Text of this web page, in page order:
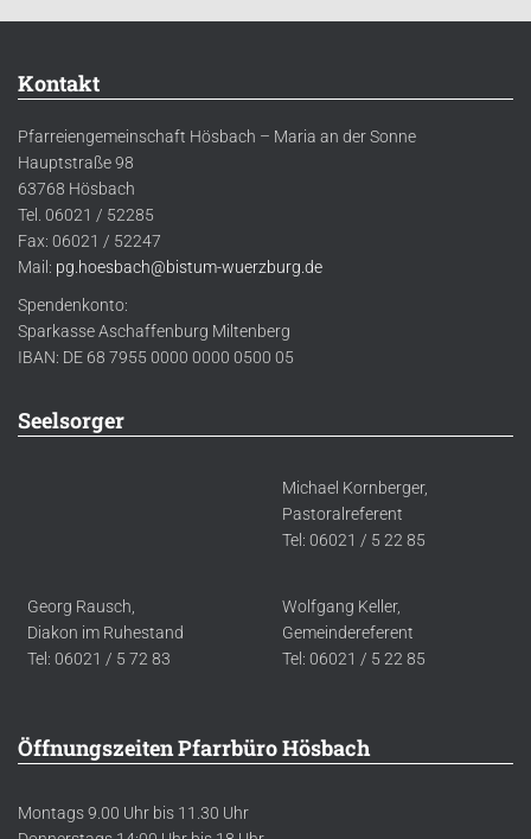
Kontakt
Pfarreiengemeinschaft Hösbach – Maria an der Sonne
Hauptstraße 98
63768 Hösbach
Tel. 06021 / 52285
Fax: 06021 / 52247
Mail: pg.hoesbach@bistum-wuerzburg.de
Spendenkonto:
Sparkasse Aschaffenburg Miltenberg
IBAN: DE 68 7955 0000 0000 0500 05
Seelsorger
Michael Kornberger,
Pastoralreferent
Tel: 06021 / 5 22 85
Georg Rausch,
Diakon im Ruhestand
Tel: 06021 / 5 72 83
Wolfgang Keller,
Gemeindereferent
Tel: 06021 / 5 22 85
Öffnungszeiten Pfarrbüro Hösbach
Montags 9.00 Uhr bis 11.30 Uhr